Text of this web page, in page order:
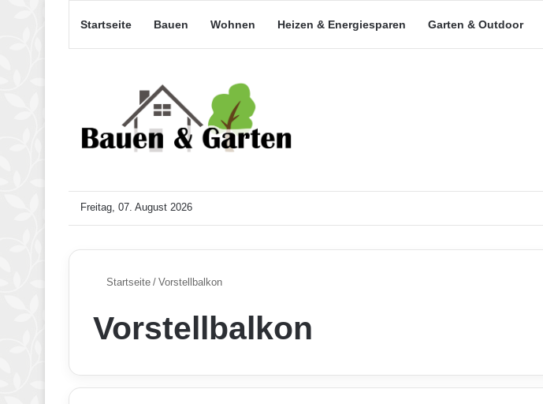
Startseite Bauen Wohnen Heizen & Energiesparen Garten & Outdoor
Freitag, 07. August 2026
Startseite / Vorstellbalkon
Vorstellbalkon